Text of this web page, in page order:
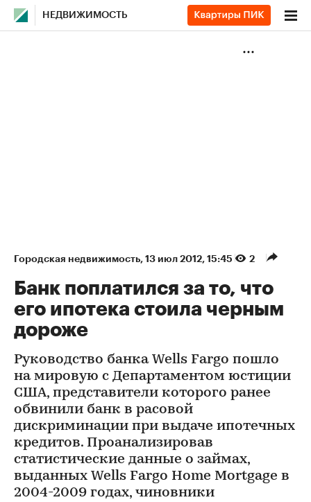
НЕДВИЖИМОСТЬ
Городская недвижимость⁠, 13 июл 2012, 15:45 2
Банк поплатился за то, что
его ипотека стоила черным
дороже
Руководство банка Wells Fargo пошло
на мировую с Департаментом юстиции
США, представители которого ранее
обвинили банк в расовой
дискриминации при выдаче ипотечных
кредитов. Проанализировав
статистические данные о займах,
выданных Wells Fargo Home Mortgage в
2004-2009 годах, чиновники